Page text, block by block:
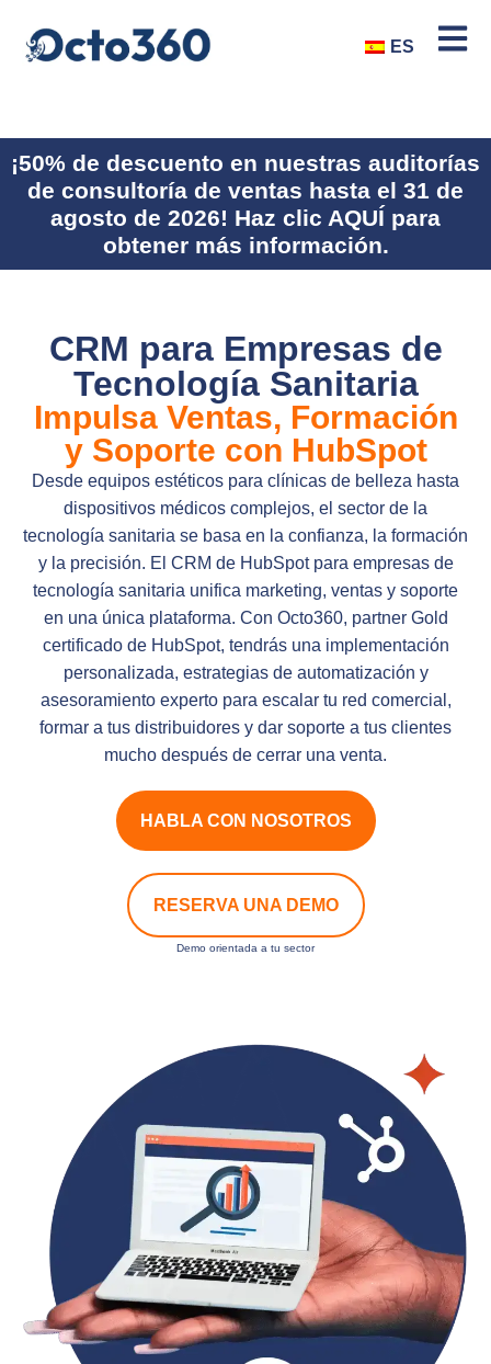
ES
¡50% de descuento en nuestras auditorías
de consultoría de ventas hasta el 31 de
agosto de 2026! Haz clic AQUÍ para
obtener más información.
CRM para Empresas de
Tecnología Sanitaria
Impulsa Ventas, Formación
y Soporte con HubSpot
Desde equipos estéticos para clínicas de belleza hasta
dispositivos médicos complejos, el sector de la
tecnología sanitaria se basa en la confianza, la formación
y la precisión. El CRM de HubSpot para empresas de
tecnología sanitaria unifica marketing, ventas y soporte
en una única plataforma. Con Octo360, partner Gold
certificado de HubSpot, tendrás una implementación
personalizada, estrategias de automatización y
asesoramiento experto para escalar tu red comercial,
formar a tus distribuidores y dar soporte a tus clientes
mucho después de cerrar una venta.
HABLA CON NOSOTROS
RESERVA UNA DEMO
Demo orientada a tu sector